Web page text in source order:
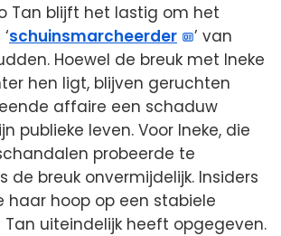
Tan blijft het lastig om het
schuinsmarcheerder
’ van
Hoewel de breuk met Ineke
hen ligt, blijven geruchten
affaire een schaduw
publieke leven. Voor Ineke, die
probeerde te
de breuk onvermijdelijk. Insiders
haar hoop op een stabiele
uiteindelijk heeft opgegeven.